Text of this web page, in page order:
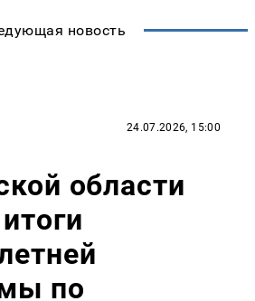
новость
24.07.2026, 15:00
области
по